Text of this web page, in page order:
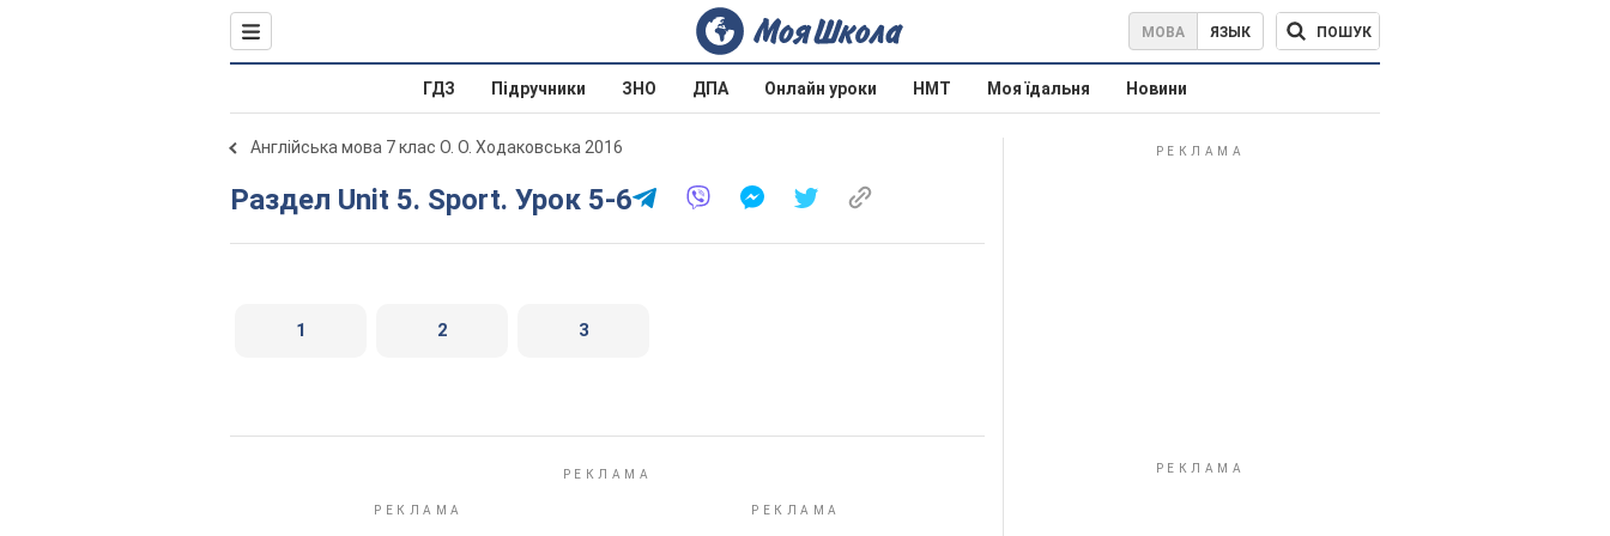
МОВА ЯЗЫК ПОШУК
ГДЗ Підручники ЗНО ДПА Онлайн уроки НМТ Моя їдальня Новини
Англійська мова 7 клас О. О. Ходаковська 2016
Раздел Unit 5. Sport. Урок 5-6
1 2 3